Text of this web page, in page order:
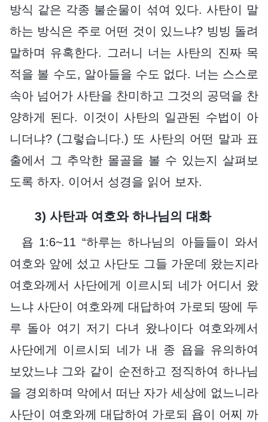
방식 같은 각종 불순물이 섞여 있다. 사탄이 말
하는 방식은 주로 어떤 것이 있느냐? 빙빙 돌려
말하며 유혹한다. 그러니 너는 사탄의 진짜 목
적을 볼 수도, 알아들을 수도 없다. 너는 스스로
속아 넘어가 사탄을 찬미하고 그것의 공덕을 찬
양하게 된다. 이것이 사탄의 일관된 수법이 아
니더냐? (그렇습니다.) 또 사탄의 어떤 말과 표
출에서 그 추악한 몰골을 볼 수 있는지 살펴보
도록 하자. 이어서 성경을 읽어 보자.
3) 사탄과 여호와 하나님의 대화
욥 1:6~11 “하루는 하나님의 아들들이 와서
여호와 앞에 섰고 사단도 그들 가운데 왔는지라
여호와께서 사단에게 이르시되 네가 어디서 왔
느냐 사단이 여호와께 대답하여 가로되 땅에 두
루 돌아 여기 저기 다녀 왔나이다 여호와께서
사단에게 이르시되 네가 내 종 욥을 유의하여
보았느냐 그와 같이 순전하고 정직하여 하나님
을 경외하며 악에서 떠난 자가 세상에 없느니라
사단이 여호와께 대답하여 가로되 욥이 어찌 까